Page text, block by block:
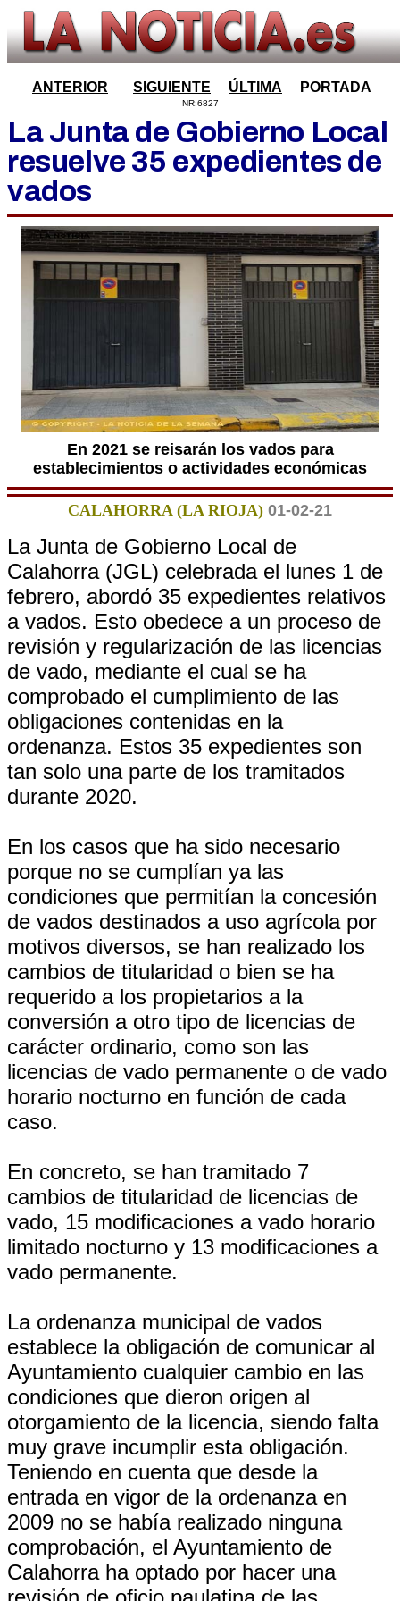
ANTERIOR SIGUIENTE ÚLTIMA PORTADA
NR:6827
La Junta de Gobierno Local
resuelve 35 expedientes de
vados
En 2021 se reisarán los vados para
establecimientos o actividades económicas
CALAHORRA (LA RIOJA) 01-02-21
La Junta de Gobierno Local de
Calahorra (JGL) celebrada el lunes 1 de
febrero, abordó 35 expedientes relativos
a vados. Esto obedece a un proceso de
revisión y regularización de las licencias
de vado, mediante el cual se ha
comprobado el cumplimiento de las
obligaciones contenidas en la
ordenanza. Estos 35 expedientes son
tan solo una parte de los tramitados
durante 2020.
En los casos que ha sido necesario
porque no se cumplían ya las
condiciones que permitían la concesión
de vados destinados a uso agrícola por
motivos diversos, se han realizado los
cambios de titularidad o bien se ha
requerido a los propietarios a la
conversión a otro tipo de licencias de
carácter ordinario, como son las
licencias de vado permanente o de vado
horario nocturno en función de cada
caso.
En concreto, se han tramitado 7
cambios de titularidad de licencias de
vado, 15 modificaciones a vado horario
limitado nocturno y 13 modificaciones a
vado permanente.
La ordenanza municipal de vados
establece la obligación de comunicar al
Ayuntamiento cualquier cambio en las
condiciones que dieron origen al
otorgamiento de la licencia, siendo falta
muy grave incumplir esta obligación.
Teniendo en cuenta que desde la
entrada en vigor de la ordenanza en
2009 no se había realizado ninguna
comprobación, el Ayuntamiento de
Calahorra ha optado por hacer una